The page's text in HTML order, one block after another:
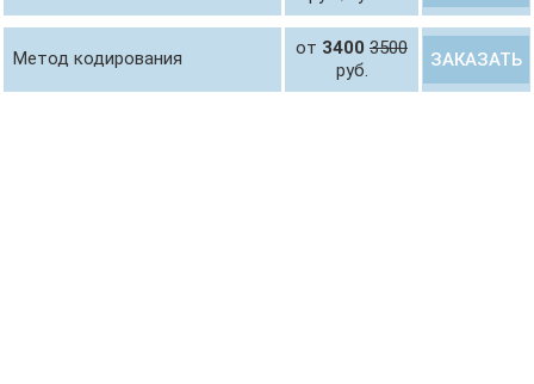
Метод кодирования от 3400 3500
руб.
ЗАКАЗАТЬ